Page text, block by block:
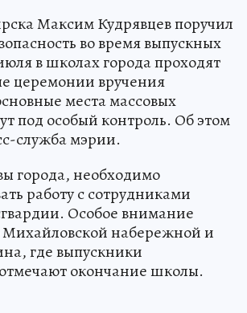
Максим Кудрявцев поручил
во время выпускных
в школах города проходят
церемонии вручения
места массовых
под особый контроль. Об этом
служба мэрии.
города, необходимо
работу с сотрудниками
Особое внимание
Михайловской набережной и
где выпускники
окончание школы.